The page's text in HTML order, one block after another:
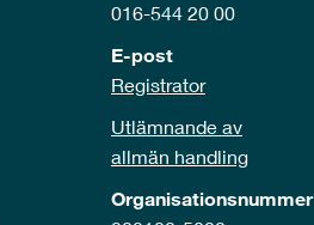
016-544 20 00
E-post
Registrator
Utlämnande av
allmän handling
Organisationsnummer